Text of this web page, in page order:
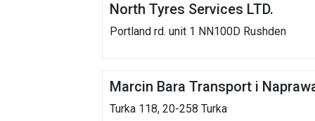
North Tyres Services LTD.
Portland rd. unit 1 NN100D Rushden
Marcin Bara Transport i
Turka 118, 20-258 Turka